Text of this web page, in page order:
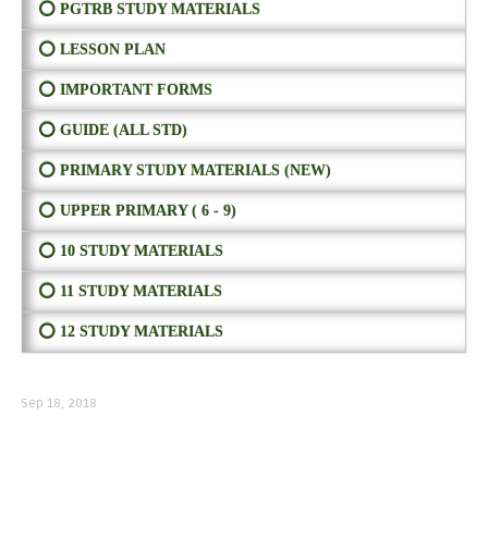
⭕ PGTRB STUDY MATERIALS
⭕ LESSON PLAN
⭕ IMPORTANT FORMS
⭕ GUIDE (ALL STD)
⭕ PRIMARY STUDY MATERIALS (NEW)
⭕ UPPER PRIMARY ( 6 - 9)
⭕ 10 STUDY MATERIALS
⭕ 11 STUDY MATERIALS
⭕ 12 STUDY MATERIALS
Sep 18, 2018